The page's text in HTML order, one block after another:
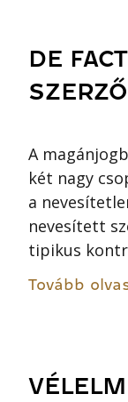
DE
A
két nagy
a
nevesített
tipikus
Tovább